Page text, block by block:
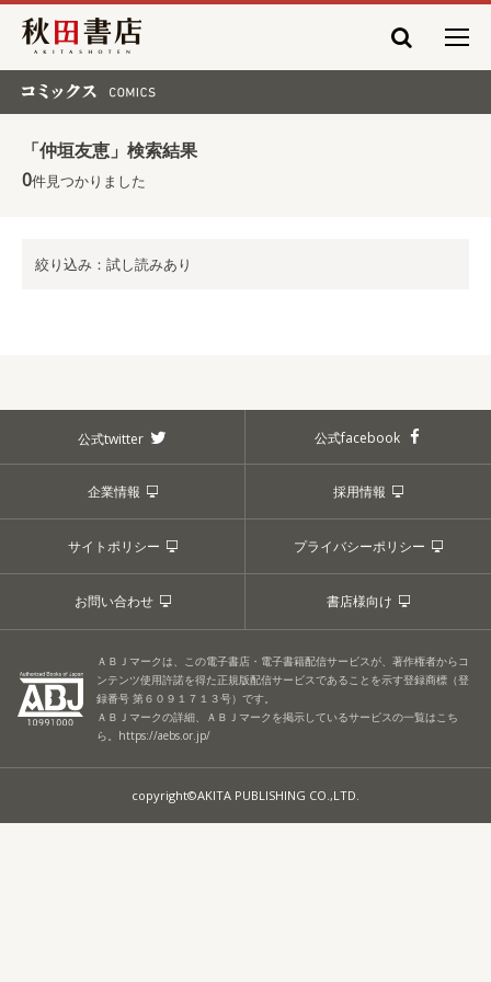
秋田書店
「仲垣友恵」検索結果
0件見つかりました
絞り込み：試し読みあり
公式twitter 公式facebook
企業情報 採用情報
サイトポリシー プライバシーポリシー
お問い合わせ 書店様向け
ＡＢＪマークは、この電子書店・電子書籍配信サービスが、著作権者からコ
ンテンツ使用許諾を得た正規版配信サービスであることを示す登録商標（登
録番号 第６０９１７１３号）です。
ＡＢＪマークの詳細、ＡＢＪマークを掲示しているサービスの一覧はこち
ら。 https://aebs.or.jp/
copyright©AKITA PUBLISHING CO.,LTD.